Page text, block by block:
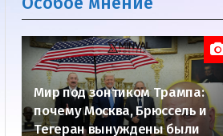
Мир под зонтиком Трампа:
почему Москва, Брюссель и
Тегеран вынуждены были